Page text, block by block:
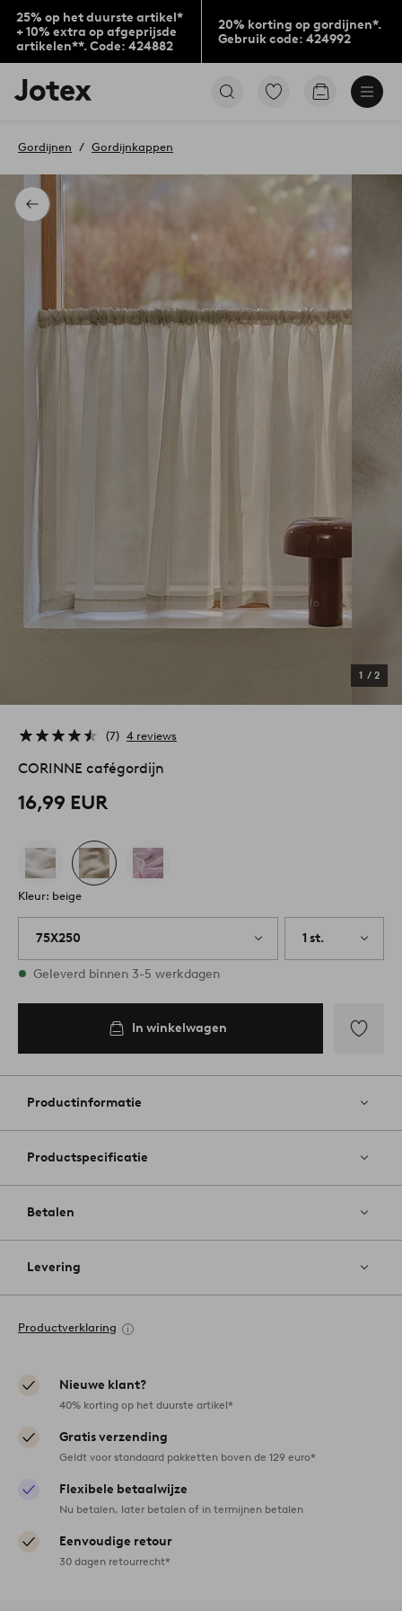
25% op het duurste artikel*
+ 10% extra op afgeprijsde
artikelen**. Code: 424882
20% korting op gordijnen*.
Gebruik code: 424992
Jotex
logo
to
home
page
Ga
Go
Terug
Gordijnen Gordijnkappen
1 / 2
7 4 reviews
CORINNE cafégordijn
16,99 EUR
Kleur: beige
75X250 1 st.
Op voorraad
Geleverd binnen 3-5 werkdagen
In winkelwagen
aan
Productinformatie
Productspecificatie
Betalen
Levering
Productverklaring
Nieuwe klant?
40% korting op het duurste artikel*
Gratis verzending
Geldt voor standaard pakketten boven de 129 euro*
Flexibele betaalwijze
Nu betalen, later betalen of in termijnen betalen
Eenvoudige retour
30 dagen retourrecht*